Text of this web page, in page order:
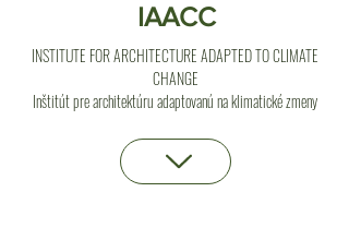
IAACC
INSTITUTE FOR ARCHITECTURE ADAPTED TO CLIMATE
CHANGE
Inštitút pre architektúru adaptovanú na klimatické zmeny